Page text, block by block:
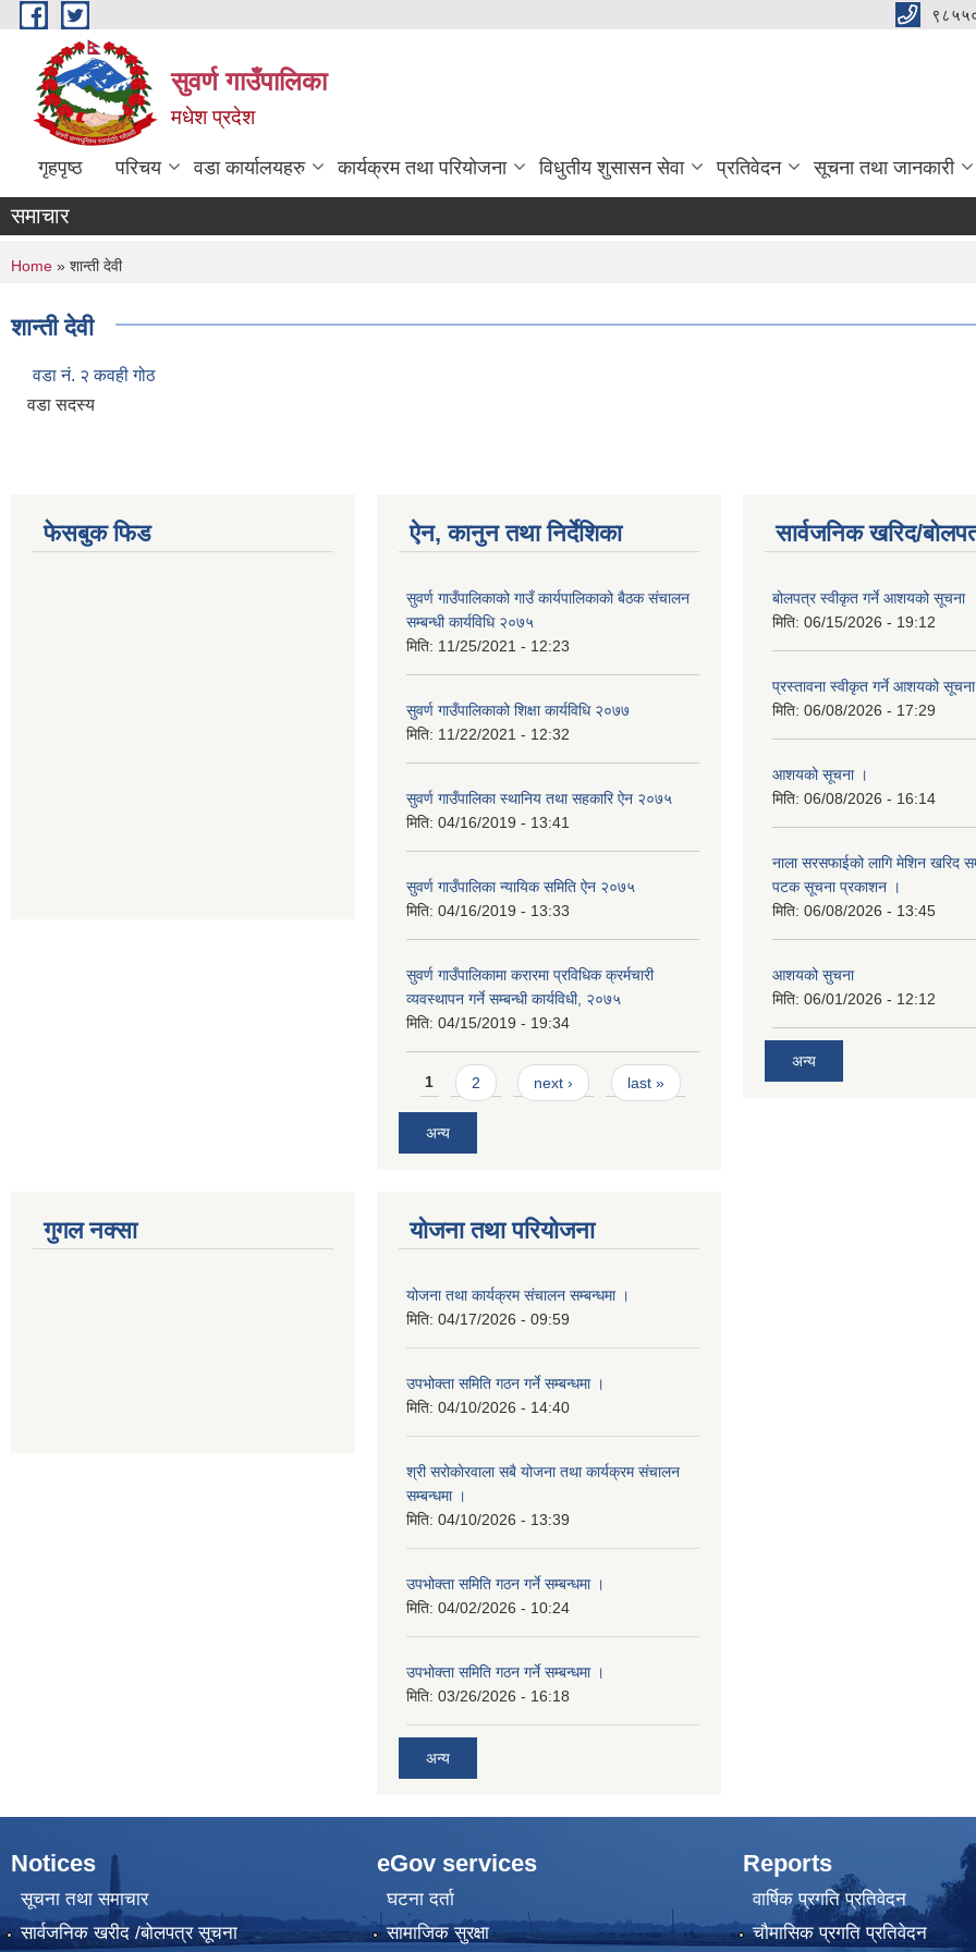
Skip to main content
सुवर्ण गाउँपालिका
मधेश प्रदेश
गृहपृष्ठ परिचय वडा कार्यालयहरु कार्यक्रम तथा परियोजना विधुतीय शुसासन सेवा प्रतिवेदन सूचना तथा जानकारी
समाचार
You are here
Home » शान्ती देवी
शान्ती देवी
वडा नं. २ कवही गोठ
वडा सदस्य
फेसबुक फिड ऐन, कानुन तथा निर्देशिका
सुवर्ण गाउँपालिकाको गाउँ कार्यपालिकाको बैठक संचालन
सम्बन्धी कार्यविधि २०७५
मिति: 11/25/2021 - 12:23
सुवर्ण गाउँपालिकाको शिक्षा कार्यविधि २०७७
मिति: 11/22/2021 - 12:32
सुवर्ण गाउँपालिका स्थानिय तथा सहकारि ऐन २०७५
मिति: 04/16/2019 - 13:41
सुवर्ण गाउँपालिका न्यायिक समिति ऐन २०७५
मिति: 04/16/2019 - 13:33
सुवर्ण गाउँपालिकामा करारमा प्रविधिक क्रर्मचारी
व्यवस्थापन गर्ने सम्बन्धी कार्यविधी, २०७५
मिति: 04/15/2019 - 19:34
Pages
1 2 next › last »
अन्य
सार्वजनिक खरिद/
बोलपत्र स्वीकृत गर्ने आशयको सूचना
मिति: 06/15/2026 - 19:12
प्रस्तावना स्वीकृत गर्ने आशयको
मिति: 06/08/2026 - 17:29
आशयको सूचना ।
मिति: 06/08/2026 - 16:14
नाला सरसफाईको लागि मेशिन खरिद
पटक सूचना प्रकाशन ।
मिति: 06/08/2026 - 13:45
आशयको सुचना
मिति: 06/01/2026 - 12:12
अन्य
गुगल नक्सा योजना तथा परियोजना
योजना तथा कार्यक्रम संचालन सम्बन्धमा ।
मिति: 04/17/2026 - 09:59
उपभोक्ता समिति गठन गर्ने सम्बन्धमा ।
मिति: 04/10/2026 - 14:40
श्री सरोकाेरवाला सबै योजना तथा कार्यक्रम संचालन
सम्बन्धमा ।
मिति: 04/10/2026 - 13:39
उपभोक्ता समिति गठन गर्ने सम्बन्धमा ।
मिति: 04/02/2026 - 10:24
उपभोक्ता समिति गठन गर्ने सम्बन्धमा ।
मिति: 03/26/2026 - 16:18
अन्य
Notices
सूचना तथा समाचार
सार्वजनिक खरीद /बोलपत्र सूचना
eGov services
घटना दर्ता
सामाजिक सुरक्षा
Reports
वार्षिक प्रगति प्रतिवेदन
चौमासिक प्रगति प्रतिवेदन